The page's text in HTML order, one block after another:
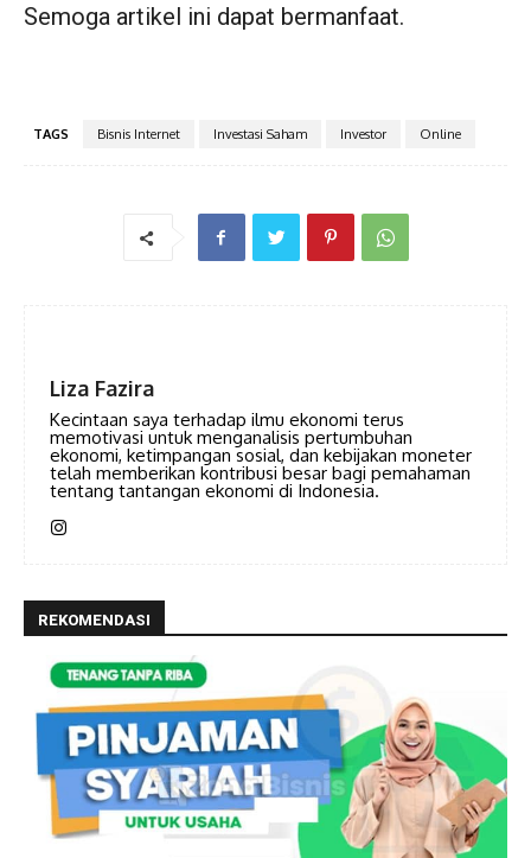
Semoga artikel ini dapat bermanfaat.
TAGS Bisnis Internet Investasi Saham Investor Online
Liza Fazira
Kecintaan saya terhadap ilmu ekonomi terus
memotivasi untuk menganalisis pertumbuhan
ekonomi, ketimpangan sosial, dan kebijakan moneter
telah memberikan kontribusi besar bagi pemahaman
tentang tantangan ekonomi di Indonesia.
REKOMENDASI